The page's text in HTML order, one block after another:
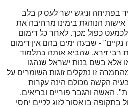
בפתיחה וניגש ישר לעסוק בלב
אישות הנוהגת בימינו מרחיבה את
כפול מכך. לאחר כל דימום
- שבעה ימים בהם אין דימום
רבי זירא, שהביא אותה בתלמוד
אלא בשם בנות ישראל שנהגו
זו נתקלים זוגות השומרים על
הקשה מכולם הינה עקרות
האשה והגבר פוריים ובריאים,
בו אסור לזוג לקיים יחסי